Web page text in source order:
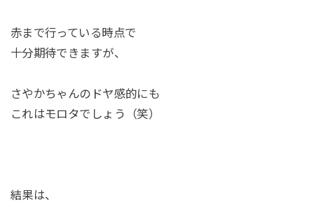
赤まで行っている時点で
十分期待できますが、
さやかちゃんのドヤ感的にも
これはモロタでしょう（笑）
結果は、